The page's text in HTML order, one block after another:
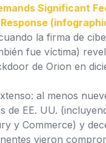
Significant
la firma de
fue víctima)
de Orion en
al menos
de EE. UU.
y Commerce) y
vieron